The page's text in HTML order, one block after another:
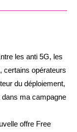
les anti 5G, les
certains opérateurs
du déploiement,
ma campagne
offre Free